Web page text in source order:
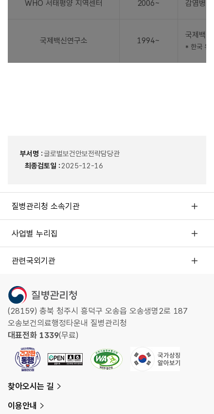
WHO 서태평양 지역센터 2006~ 감염병
국제백신연구소 1994~
국제백
* 한국 유
부서명 :글로벌보건안보전략담당관
최종검토일 :2025-12-16
질병관리청 소속기관
사업별 누리집
관련국외기관
(28159) 충북 청주시 흥덕구 오송읍 오송생명2로 187
오송보건의료행정타운내 질병관리청
대표전화 1339(무료)
찾아오시는 길
이용안내